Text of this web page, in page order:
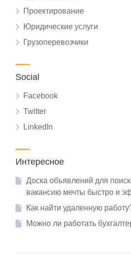
Проектирование
Юридические услуги
Грузоперевозчики
Social
Facebook
Twitter
LinkedIn
Интересное
Доска объявлений для
вакансию мечты быстро и
Как найти удаленную
Можно ли работать